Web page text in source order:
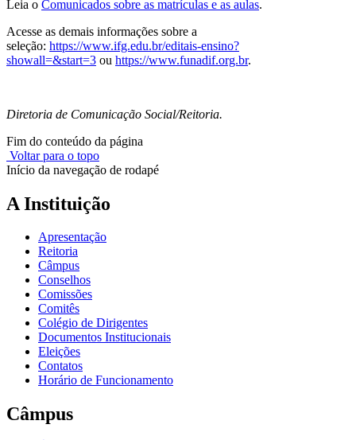
Leia o Comunicados sobre as matrículas e as aulas.
Acesse as demais informações sobre a
seleção: https://www.ifg.edu.br/editais-ensino?
showall=&start=3 ou https://www.funadif.org.br.
Diretoria de Comunicação Social/Reitoria.
Fim do conteúdo da página
Voltar para o topo
Início da navegação de rodapé
A Instituição
Apresentação
Reitoria
Câmpus
Conselhos
Comissões
Comitês
Colégio de Dirigentes
Documentos Institucionais
Eleições
Contatos
Horário de Funcionamento
Câmpus